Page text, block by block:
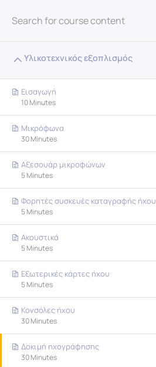
Strona główna
Υλικοτεχνικός εξοπλισμός
Εισαγωγή
10 Minutes
Mικρόφωνα
30 Minutes
Αξεσουάρ μικροφώνων
5 Minutes
Φορητές συσκευές καταγραφής ήχου
5 Minutes
Ακουστικά
5 Minutes
Εξωτερικές κάρτες ήχου
5 Minutes
Κονσόλες ήχου
30 Minutes
Δοκιμή ηχογράφησης
30 Minutes